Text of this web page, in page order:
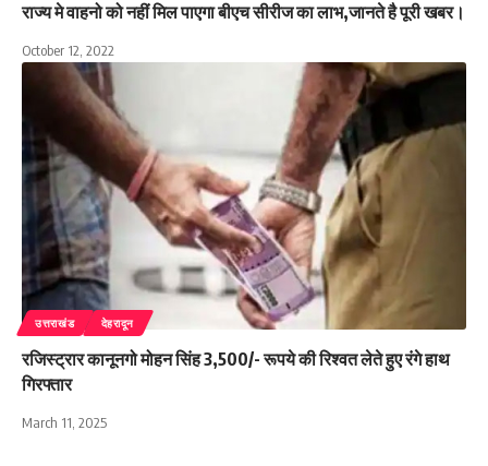
राज्य मे वाहनो को नहीं मिल पाएगा बीएच सीरीज का लाभ,जानते है पूरी खबर।
October 12, 2022
उत्तराखंड देहरादून
रजिस्ट्रार कानूनगो मोहन सिंह 3,500/- रूपये की रिश्वत लेते हुए रंगे हाथ
गिरफ्तार
March 11, 2025